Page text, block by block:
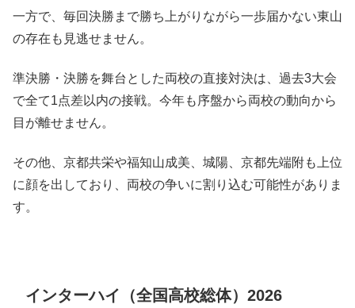
一方で、毎回決勝まで勝ち上がりながら一歩届かない東山
の存在も見逃せません。
準決勝・決勝を舞台とした両校の直接対決は、過去3大会
で全て1点差以内の接戦。今年も序盤から両校の動向から
目が離せません。
その他、京都共栄や福知山成美、城陽、京都先端附も上位
に顔を出しており、両校の争いに割り込む可能性がありま
す。
インターハイ（全国高校総体）2026